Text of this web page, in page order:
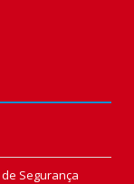
Segurança